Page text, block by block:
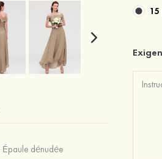
Épaule dénudée